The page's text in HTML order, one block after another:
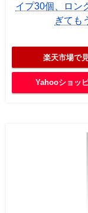
イプ30個、ロン
ぎても
楽天市場で
Yahooショッ